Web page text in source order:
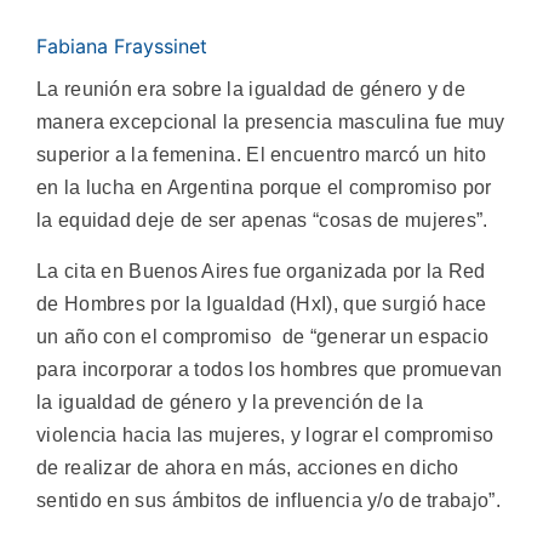
Fabiana Frayssinet
La reunión era sobre la igualdad de género y de
manera excepcional la presencia masculina fue muy
superior a la femenina. El encuentro marcó un hito
en la lucha en Argentina porque el compromiso por
la equidad deje de ser apenas “cosas de mujeres”.
La cita en Buenos Aires fue organizada por la Red
de Hombres por la Igualdad (HxI), que surgió hace
un año con el compromiso de “generar un espacio
para incorporar a todos los hombres que promuevan
la igualdad de género y la prevención de la
violencia hacia las mujeres, y lograr el compromiso
de realizar de ahora en más, acciones en dicho
sentido en sus ámbitos de influencia y/o de trabajo”.